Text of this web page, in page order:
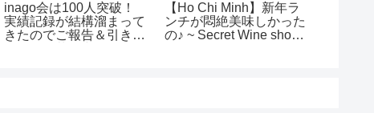
inago会は100人突破！
実績記録が結構溜まって
きたのでご報告＆引き続
【Ho Chi Minh】新年ラ
ンチが悶絶美味しかった
の♪ ~ Secret Wine shop